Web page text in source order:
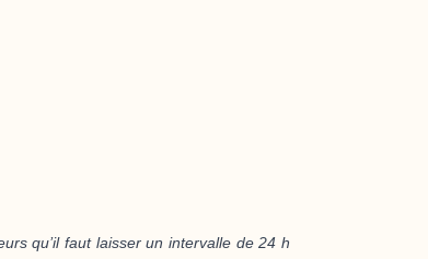
qu’il faut laisser un intervalle de 24 h